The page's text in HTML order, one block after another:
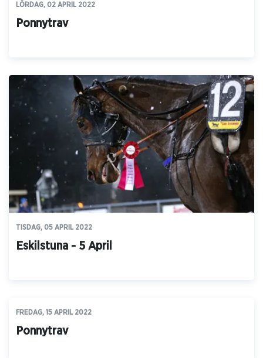
LÖRDAG, 02 APRIL 2022
Ponnytrav
TISDAG, 05 APRIL 2022
Eskilstuna - 5 April
FREDAG, 15 APRIL 2022
Ponnytrav